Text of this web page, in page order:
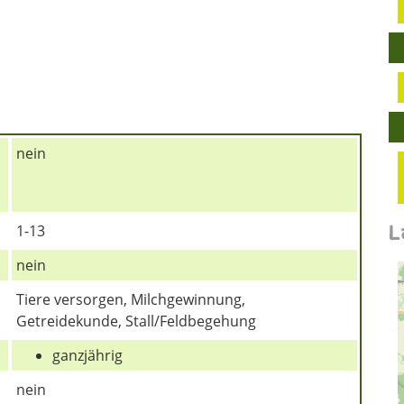
nein
1-13
nein
Tiere versorgen, Milchgewinnung,
Getreidekunde, Stall/Feldbegehung
ganzjährig
nein